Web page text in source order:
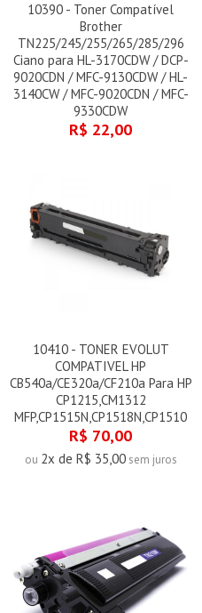
10390 - Toner Compatível
Brother
TN225/245/255/265/285/296
Ciano para HL-3170CDW / DCP-
9020CDN / MFC-9130CDW / HL-
3140CW / MFC-9020CDN / MFC-
9330CDW
R$ 22,00
10410 - TONER EVOLUT
COMPATIVEL HP
CB540a/CE320a/CF210a Para HP
CP1215,CM1312
MFP,CP1515N,CP1518N,CP1510
R$ 70,00
ou 2x de R$ 35,00sem juros